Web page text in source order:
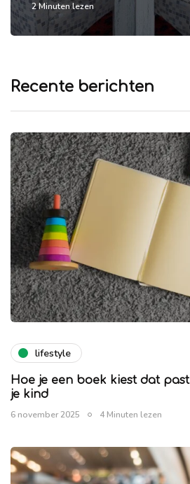
2 Minuten lezen
Recente berichten
lifestyle
Hoe je een boek kiest dat
je kind
6 november 2025 4 Minuten lezen